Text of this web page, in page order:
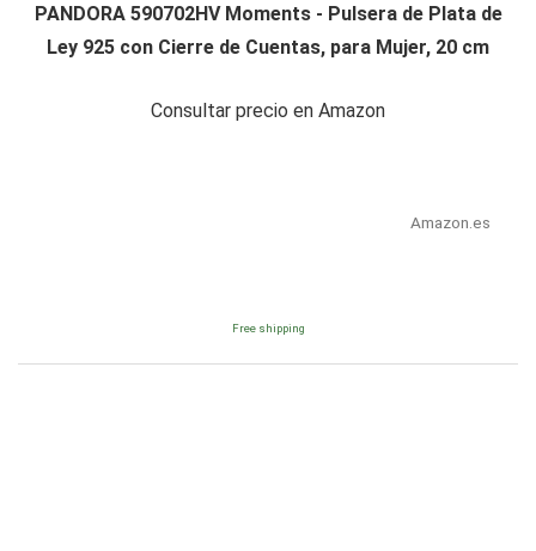
PANDORA 590702HV Moments - Pulsera de Plata de
Ley 925 con Cierre de Cuentas, para Mujer, 20 cm
Consultar precio en Amazon
Amazon.es
Free shipping